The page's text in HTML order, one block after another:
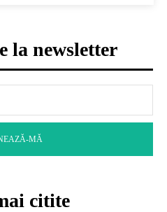
la newsletter
MĂ
citite